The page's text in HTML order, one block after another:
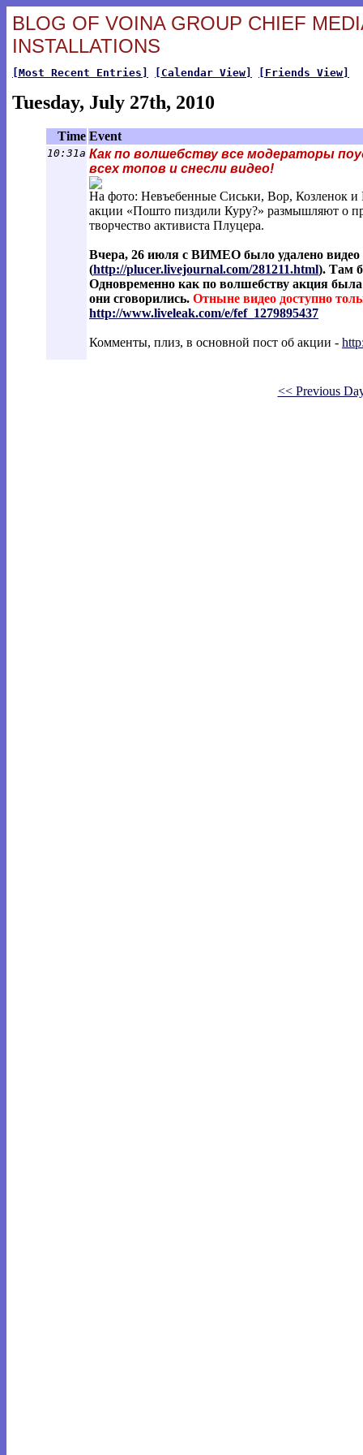
BLOG OF VOINA GROUP CHIEF
INSTALLATIONS
[Most Recent Entries] [Calendar View] [Friends View]
Tuesday, July 27th, 2010
Time Event
10:31a Как по волшебству все модераторы
всех топов и снесли видео!
На фото: Невъебенные Сиськи, Вор, Козленок
акции «Пошто пиздили Куру?» размышляют о
творчество активиста Плуцера.
Вчера, 26 июля с ВИМЕО было удалено
(http://plucer.livejournal.com/281211.html). Там
Одновременно как по волшебству акция была
они сговорились. Отныне видео доступно
http://www.liveleak.com/e/fef_1279895437
Комменты, плиз, в основной пост об акции -
<< Previous